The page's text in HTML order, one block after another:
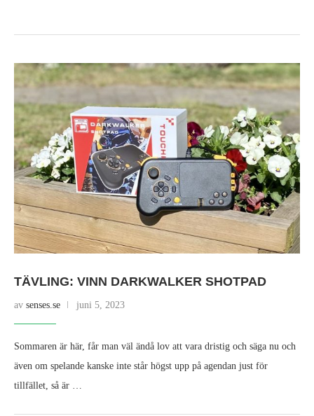
TÄVLING: VINN DARKWALKER SHOTPAD
av senses.se juni 5, 2023
Sommaren är här, får man väl ändå lov att vara dristig och säga nu och
även om spelande kanske inte står högst upp på agendan just för
tillfället, så är …